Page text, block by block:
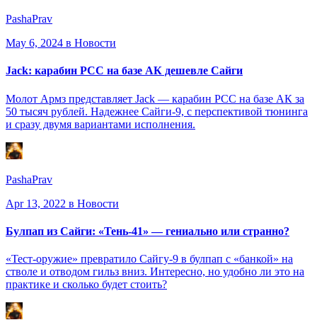
PashaPrav
May 6, 2024 в Новости
Jack: карабин PCC на базе АК дешевле Сайги
Молот Армз представляет Jack — карабин PCC на базе АК за
50 тысяч рублей. Надежнее Сайги-9, с перспективой тюнинга
и сразу двумя вариантами исполнения.
PashaPrav
Apr 13, 2022 в Новости
Булпап из Сайги: «Тень-41» — гениально или странно?
«Тест-оружие» превратило Сайгу-9 в булпап с «банкой» на
стволе и отводом гильз вниз. Интересно, но удобно ли это на
практике и сколько будет стоить?